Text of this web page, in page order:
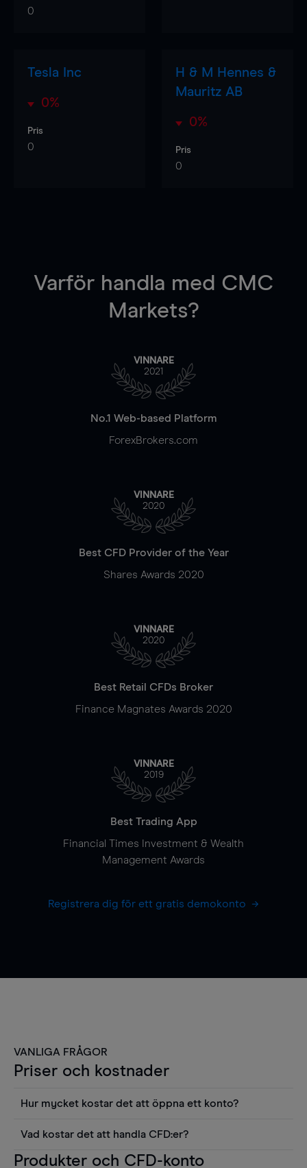
0
Tesla Inc
0%
Pris
0
H & M Hennes &
Mauritz AB
0%
Pris
0
Varför handla med CMC
Markets?
VINNARE
2021
No.1 Web-based Platform
ForexBrokers.com
VINNARE
2020
Best CFD Provider of the Year
Shares Awards 2020
VINNARE
2020
Best Retail CFDs Broker
Finance Magnates Awards 2020
VINNARE
2019
Best Trading App
Financial Times Investment & Wealth
Management Awards
Registrera dig för ett gratis demokonto
VANLIGA FRÅGOR
Priser och kostnader
Hur mycket kostar det att öppna ett konto?
använda sådana verktyg som diagram, Reuters
Vad kostar det att handla CFD:er?
Det är en rad kostnader att tänka på när man
Produkter och CFD-konto